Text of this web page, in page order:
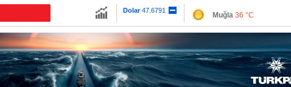
Dolar 47.6791 Muğla 36 °C